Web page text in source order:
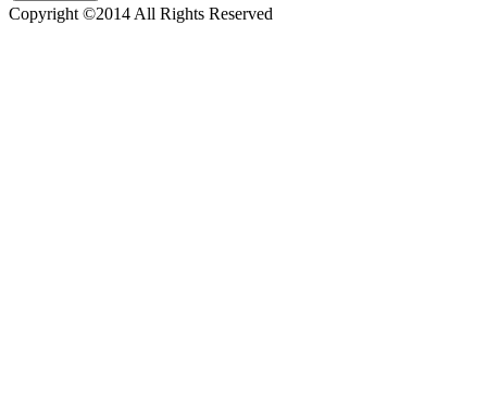
Copyright ©2014 All Rights Reserved